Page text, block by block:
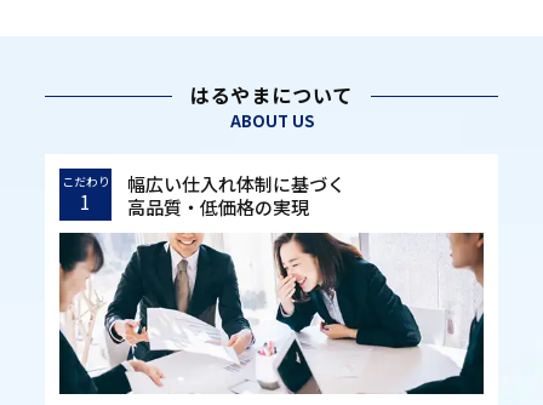
はるやまについて
ABOUT US
こだわり
1
幅広い仕入れ体制に基づく
高品質・低価格の実現